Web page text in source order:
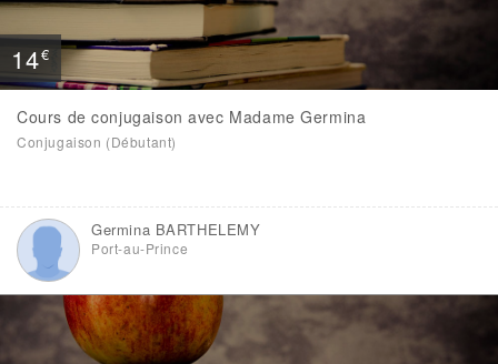
14€
Cours de conjugaison avec Madame Germina
Conjugaison (Débutant)
Germina BARTHELEMY
Port-au-Prince